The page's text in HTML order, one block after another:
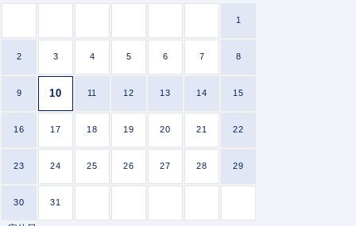
1
2 3 4 5 6 7 8
9 10 11 12 13 14 15
16 17 18 19 20 21 22
23 24 25 26 27 28 29
30 31